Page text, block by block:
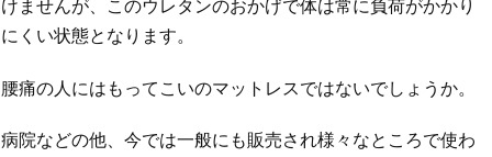
けませんが、このウレタンのおかげで体は常に負荷がかかり
にくい状態となります。
腰痛の人にはもってこいのマットレスではないでしょうか。
病院などの他、今では一般にも販売され様々なところで使わ